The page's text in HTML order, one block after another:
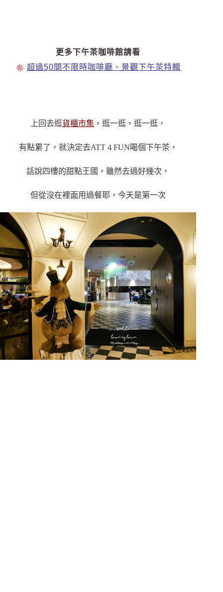
更多下午茶咖啡館請看
超過50間不限時咖啡廳、景觀下午茶特輯
上回去逛貨櫃市集 ，逛一逛，逛一逛，
有點累了，就決定去ATT 4 FUN喝個下午茶，
話說四樓的甜點王國，雖然去過好幾次，
但從沒在裡面用過餐耶，今天是第一次